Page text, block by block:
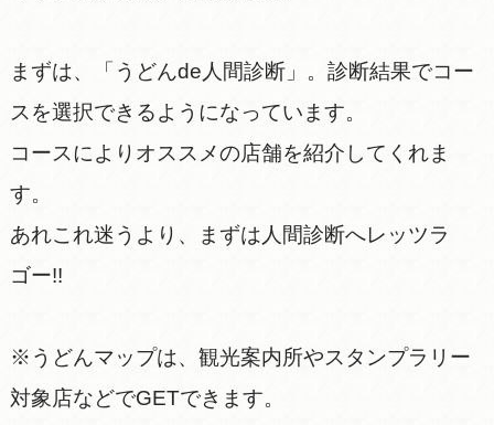
まずは、「うどんde人間診断」。診断結果でコー
スを選択できるようになっています。
コースによりオススメの店舗を紹介してくれま
す。
あれこれ迷うより、まずは人間診断へレッツラ
ゴー!!
※うどんマップは、観光案内所やスタンプラリー
対象店などでGETできます。